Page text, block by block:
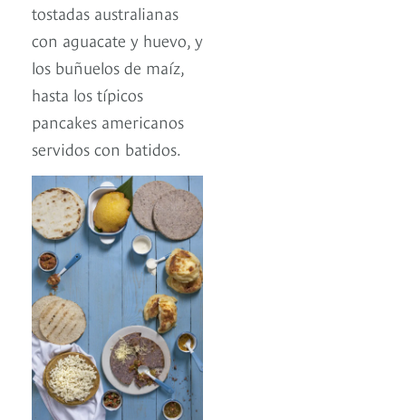
tostadas australianas
con aguacate y huevo, y
los buñuelos de maíz,
hasta los típicos
pancakes americanos
servidos con batidos.